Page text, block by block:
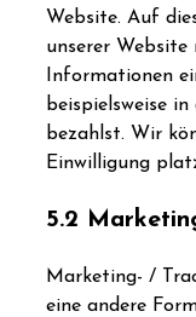
Website. Auf
unserer
Informationen
beispielsweise
bezahlst. Wir
Einwilligung
5.2
Marketing- /
eine andere